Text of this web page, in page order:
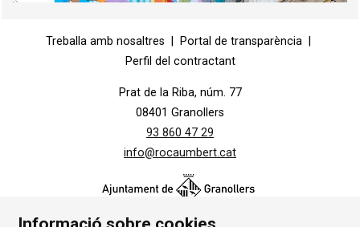
Treballa amb nosaltres
Portal de transparència
Perfil del contractant
Prat de la Riba, núm. 77
08401 Granollers
93 860 47 29
info@rocaumbert.cat